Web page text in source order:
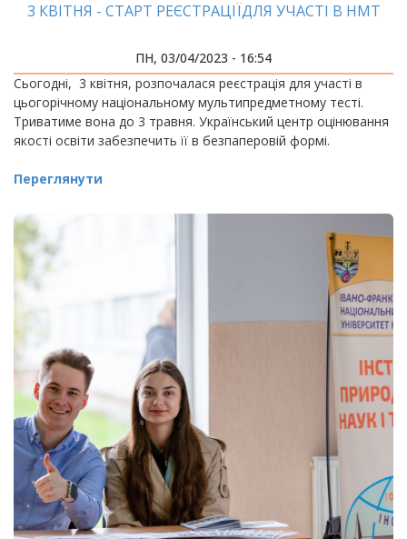
3 КВІТНЯ - СТАРТ РЕЄСТРАЦІЇДЛЯ УЧАСТІ В НМТ
ПН, 03/04/2023 - 16:54
Сьогодні, 3 квітня, розпочалася реєстрація для участі в
цьогорічному національному мультипредметному тесті.
Триватиме вона до 3 травня. Український центр оцінювання
якості освіти забезпечить її в безпаперовій формі.
Переглянути